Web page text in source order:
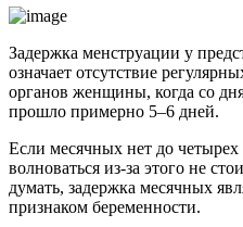
Задержка менструации у
означает отсутствие
органов женщины, когда со
прошло примерно 5–6 дней.
Если месячных нет до
волноваться из-за этого не
думать, задержка месячных
признаком беременности.